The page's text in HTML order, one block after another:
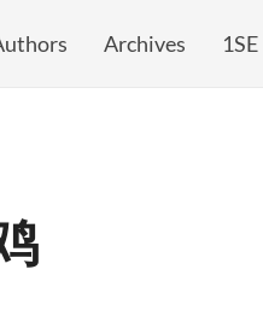
Archives 1SE